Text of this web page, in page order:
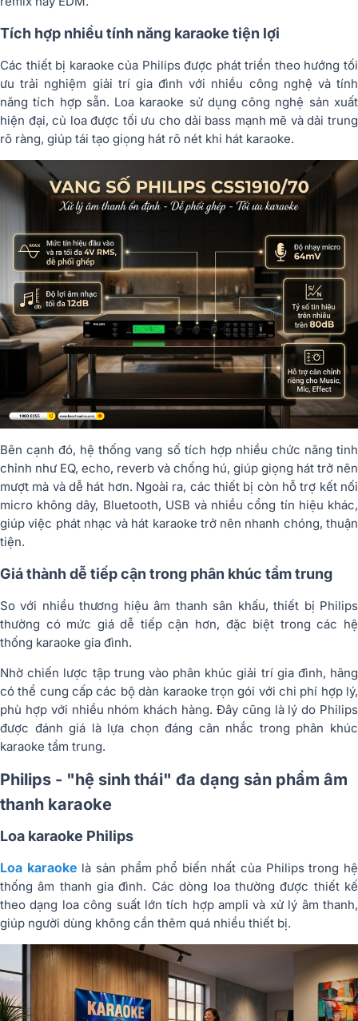
Tích hợp nhiều tính năng karaoke tiện lợi
Các thiết bị karaoke của Philipsđược phát triển theo hướng tối
ưu trải nghiệm giải trí gia đình với nhiều công nghệ và tính
năng tích hợp sẵn. Loa karaoke sử dụng công nghệ sản xuất
hiện đại, củ loa được tối ưu cho dải bass mạnh mẽ và dải trung
rõ ràng, giúp tái tạo giọng hát rõ nét khi hát karaoke.
Bên cạnh đó, hệ thống vang số tích hợp nhiều chức năng tinh
chỉnh như EQ, echo, reverb và chống hú, giúp giọng hát trở nên
mượt mà và dễ hát hơn. Ngoài ra, các thiết bị còn hỗ trợ kết nối
micro không dây, Bluetooth, USB và nhiều cổng tín hiệu khác,
giúp việc phát nhạc và hát karaoke trở nên nhanh chóng, thuận
tiện.
Giá thành dễ tiếp cận trong phân khúc tầm trung
So với nhiều thương hiệu âm thanh sân khấu, thiết bị Philips
thường có mức giá dễ tiếp cận hơn, đặc biệt trong các hệ
thống karaoke gia đình.
Nhờ chiến lược tập trung vào phân khúc giải trí gia đình, hãng
có thể cung cấp các bộ dàn karaoke trọn gói với chi phí hợp lý,
phù hợp với nhiều nhóm khách hàng. Đây cũng là lý do Philips
được đánh giá là lựa chọn đáng cân nhắc trong phân khúc
karaoke tầm trung.
Philips - "hệ sinh thái" đa dạng sản phẩm âm
thanh karaoke
Loa karaoke Philips
Loa karaoke là sản phẩm phổ biến nhất của Philips trong hệ
thống âm thanh gia đình. Các dòng loa thường được thiết kế
theo dạng loa công suất lớn tích hợp ampli và xử lý âm thanh,
giúp người dùng không cần thêm quá nhiều thiết bị.